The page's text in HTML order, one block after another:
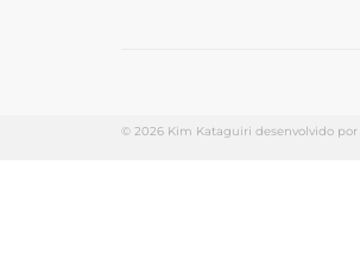
© 2026 Kim Kataguiri desenvolvido por